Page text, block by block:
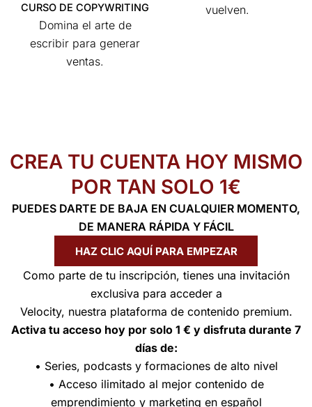
CURSO DE COPYWRITING
Domina el arte de
escribir para generar
ventas.
vuelven.
CREA TU CUENTA HOY MISMO
POR TAN SOLO 1€
PUEDES DARTE DE BAJA EN CUALQUIER MOMENTO,
DE MANERA RÁPIDA Y FÁCIL
HAZ CLIC AQUÍ PARA EMPEZAR
Como parte de tu inscripción, tienes una invitación
exclusiva para acceder a
Velocity, nuestra plataforma de contenido premium.
Activa tu acceso hoy por solo 1 € y disfruta durante 7
días de:
• Series, podcasts y formaciones de alto nivel
• Acceso ilimitado al mejor contenido de
emprendimiento y marketing en español